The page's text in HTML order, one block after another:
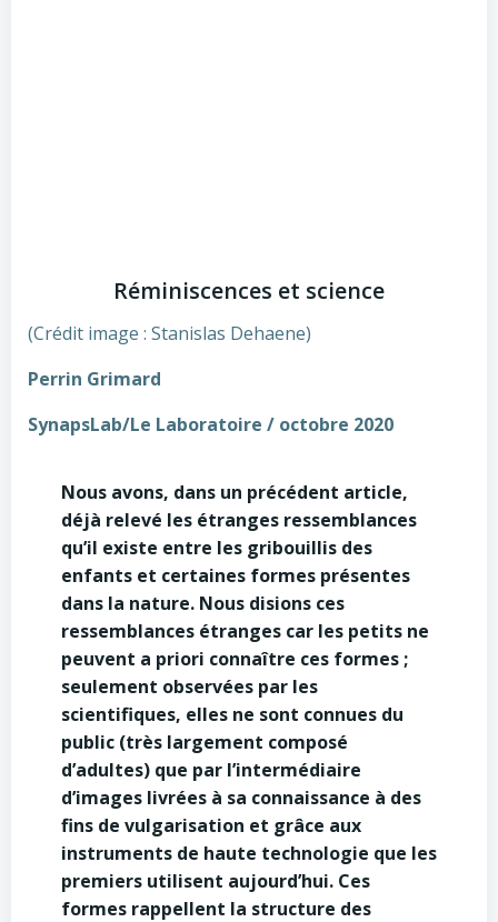
Réminiscences et science
(Crédit image : Stanislas Dehaene)
Perrin Grimard
SynapsLab/Le Laboratoire / octobre 2020
Nous avons, dans un précédent article,
déjà relevé les étranges ressemblances
qu’il existe entre les gribouillis des
enfants et certaines formes présentes
dans la nature. Nous disions ces
ressemblances étranges car les petits ne
peuvent a priori connaître ces formes ;
seulement observées par les
scientifiques, elles ne sont connues du
public (très largement composé
d’adultes) que par l’intermédiaire
d’images livrées à sa connaissance à des
fins de vulgarisation et grâce aux
instruments de haute technologie que les
premiers utilisent aujourd’hui. Ces
formes rappellent la structure des